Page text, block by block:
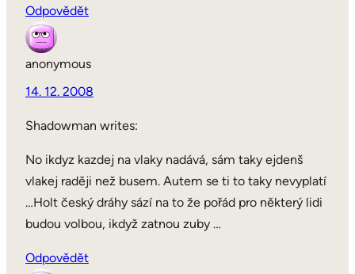
Odpovědět
anonymous
14. 12. 2008
Shadowman writes:
No ikdyz kazdej na vlaky nadává, sám taky ejdenš
vlakej raději než busem. Autem se ti to taky nevyplatí
…Holt český dráhy sází na to že pořád pro některý lidi
budou volbou, ikdyž zatnou zuby …
Odpovědět